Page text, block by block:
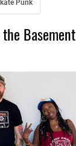
Punk
Basement